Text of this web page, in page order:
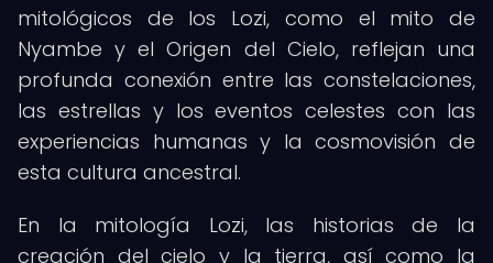
mitológicos de los Lozi, como el mito de
Nyambe y el Origen del Cielo, reflejan una
profunda conexión entre las constelaciones,
las estrellas y los eventos celestes con las
experiencias humanas y la cosmovisión de
esta cultura ancestral.
En la mitología Lozi, las historias de la
creación del cielo y la tierra, así como la